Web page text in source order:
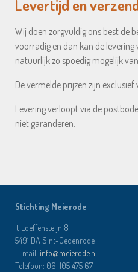
Levertijd en
Wij doen zorgvuldig ons best de
voorradig en dan kan de
natuurlijk zo spoedig mogelijk
De vermelde prijzen zijn
Levering verloopt via de
niet garanderen.
Stichting Meierode
't Loeffensteijn 8
5491 DA Sint-Oedenrode
E-mail: info@meierode.nl
Telefoon: 06-105 475 67